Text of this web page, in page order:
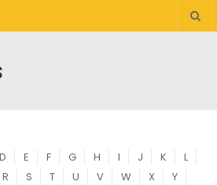
D E F G H I J K
L
R S T U V W X
Y